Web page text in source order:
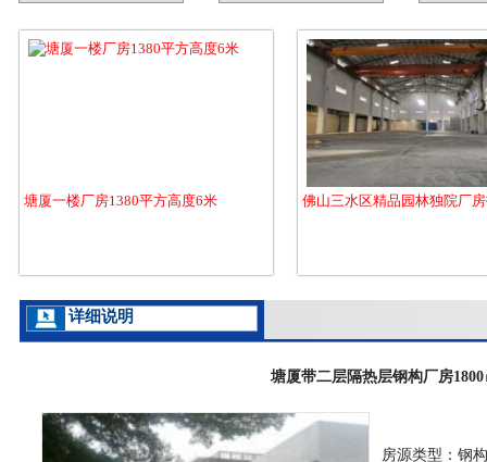
塘厦一楼厂房1380平方高度6米 佛山三水区精品园林独院厂
详细说明
塘厦带二层隔热层钢构厂房1800
房源类型：钢